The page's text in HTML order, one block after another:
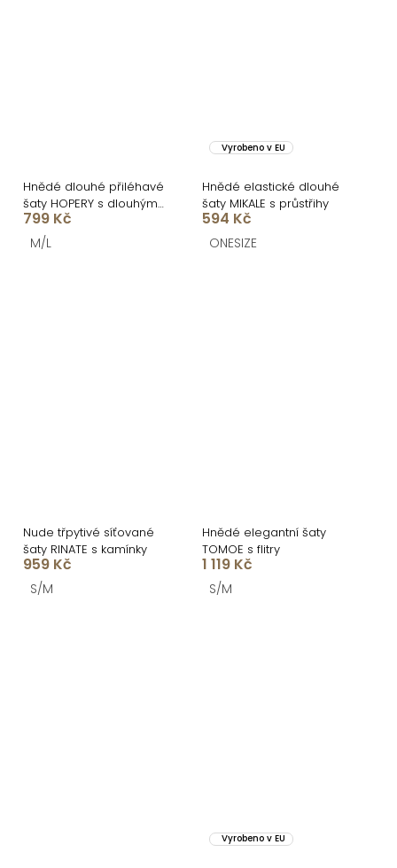
Hnědé dlouhé přiléhavé
šaty HOPERY s dlouhým
rukávem
799 Kč
M/L
Vyrobeno v EU
Hnědé elastické dlouhé
šaty MIKALE s průstřihy
594 Kč
ONESIZE
Nude třpytivé síťované
šaty RINATE s kamínky
959 Kč
S/M
Hnědé elegantní šaty
TOMOE s flitry
1 119 Kč
S/M
Vyrobeno v EU